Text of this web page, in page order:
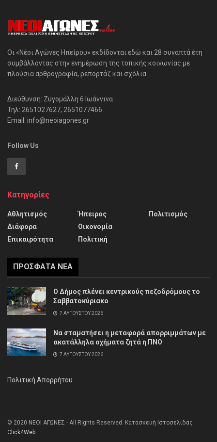
Οι «Νέοι Αγώνες Ηπείρου» εκδίδονται εδώ και 28 συναπτά έτη
συμβάλλοντας στην ενημέρωση της τοπικής κοινωνίας με
πλούσια αρθρογραφία, ρεπορτάζ και σχόλια.
Διεύθυνση: Ζυγομάλλη 6 Ιωάννινα
Τηλ: 2651027627, 2651077466
Email: info@neoiagones.gr
Follow Us
Κατηγορίες
Αθλητισμός
Διάφορα
Επικαιρότητα
Ήπειρος
Οικονομία
Πολιτική
Πολιτισμός
ΠΡΌΣΦΑΤΑ ΝΈΑ
Ο Δήμος πλένει κεντρικούς πεζοδρόμους το
Σαββατοκύριακο
7 ΑΥΓΟΎΣΤΟΥ 2026
Να σταματήσει η μεταφορά απορριμμάτων με
ακατάλληλα οχήματα ζητά η ΠΝΟ
7 ΑΥΓΟΎΣΤΟΥ 2026
Πολιτική Απορρήτου
© 2020 ΝΕΟΙ ΑΓΩΝΕΣ - All Rights Reserved. Κατασκευή Ιστοσελίδας
Click4Web